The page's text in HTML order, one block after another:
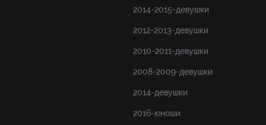
2014-2015-девушки
2012-2013-девушки
2010-2011-девушки
2008-2009-девушки
2014-девушки
2016-юноши